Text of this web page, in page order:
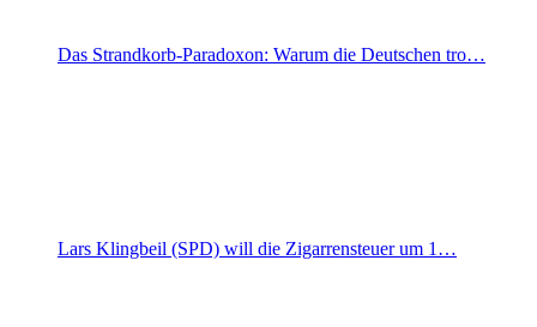
Das Strandkorb-Paradoxon: Warum die Deutschen tro…
Lars Klingbeil (SPD) will die Zigarrensteuer um 1…